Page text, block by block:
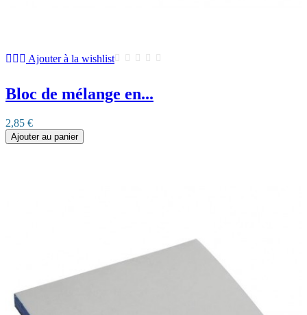
Ajouter à la wishlist
Bloc de mélange en...
2,85 €
Ajouter au panier